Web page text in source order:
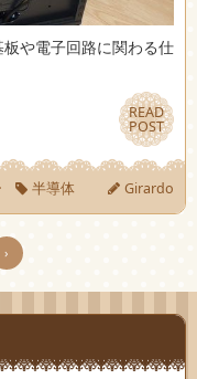
や電子回路に関わる仕
READ
POST
READ
POST
半導体 Girardo
›